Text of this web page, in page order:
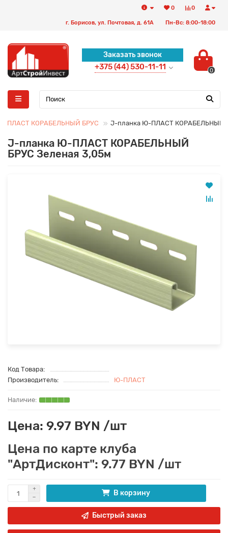
0
0
г. Борисов, ул. Почтовая, д. 61А Пн-Вс: 8:00-18:00
Заказать звонок
+375 (44) 530-11-11 0
ПЛАСТ КОРАБЕЛЬНЫЙ БРУС J-планка Ю-ПЛАСТ КОРАБЕЛЬНЫЙ
J-планка Ю-ПЛАСТ КОРАБЕЛЬНЫЙ
БРУС Зеленая 3,05м
Код Товара:
Производитель:
Ю-ПЛАСТ
Цена: 9.97 BYN /шт
Цена по карте клуба
"АртДисконт": 9.77 BYN /шт
В корзину
Быстрый заказ